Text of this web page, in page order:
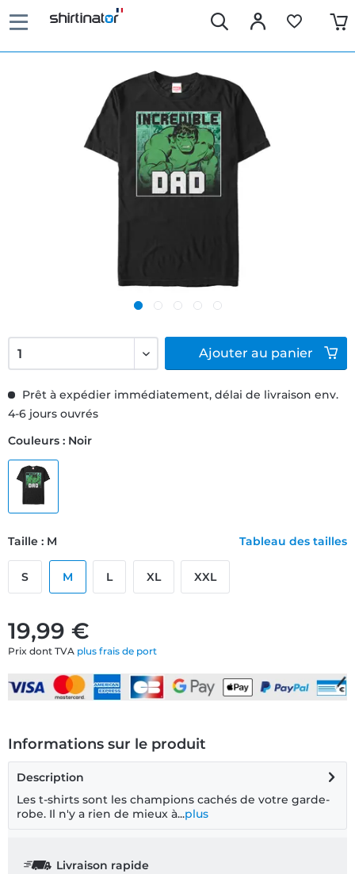
19,99 €
Prix dont TVA plus frais de port
Prêt à expédier immédiatement, délai de livraison env.
4-6 jours ouvrés
Couleurs : Noir
Taille : M Tableau des tailles
S M L XL XXL
Ajouter au panier
Informations sur le produit
Description
Les t-shirts sont les champions cachés de votre garde-
robe. Il n'y a rien de mieux à...plus
Livraison rapide